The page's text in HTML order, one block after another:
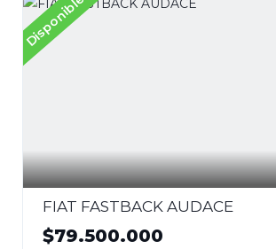
Disponible
FIAT FASTBACK AUDACE
$79.500.000